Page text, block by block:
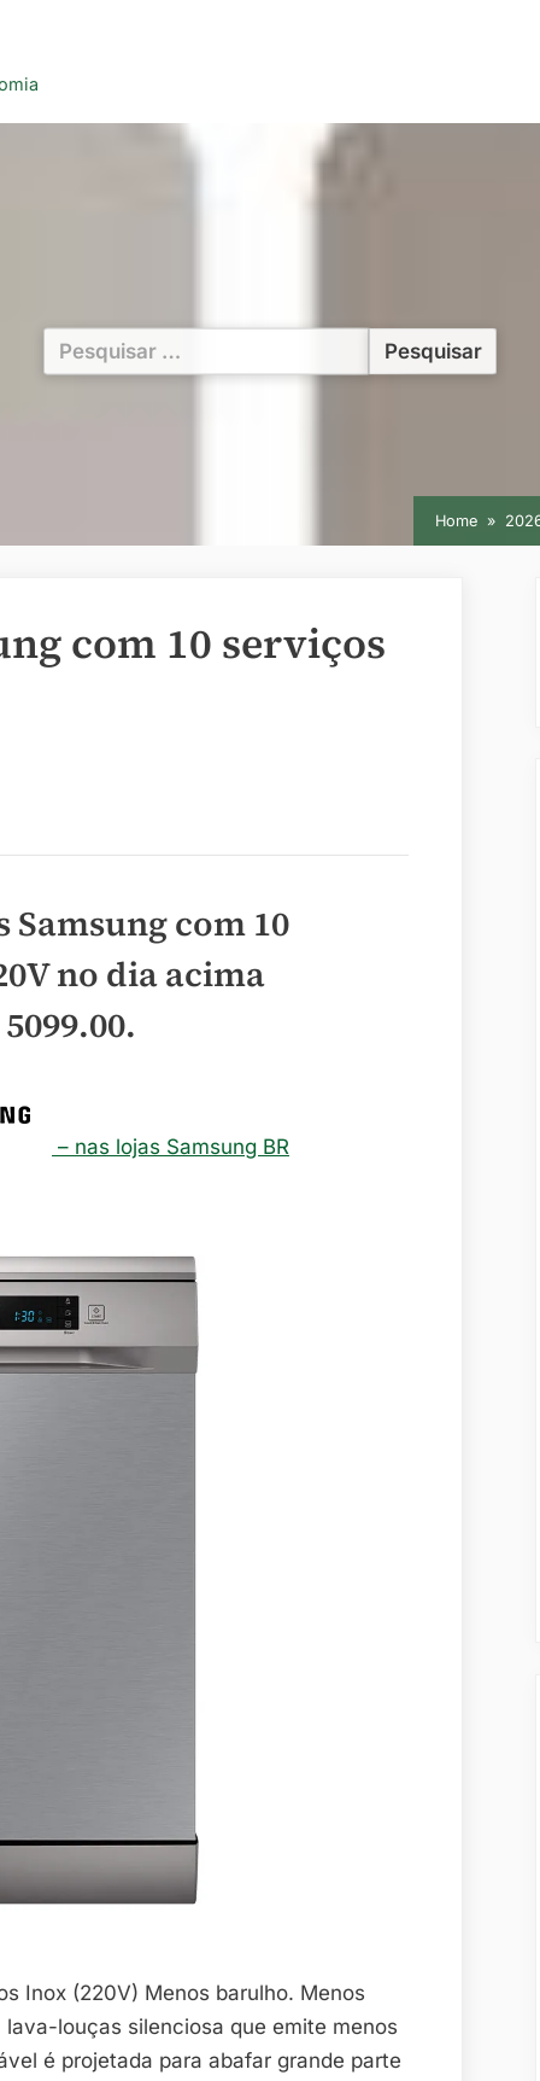
Pesquisar
por:
Home
com 10 serviços
Samsung com 10
no dia acima
.
– nas lojas Samsung BR
Inox (220V) Menos barulho. Menos
louças silenciosa que emite menos
é projetada para abafar grande parte